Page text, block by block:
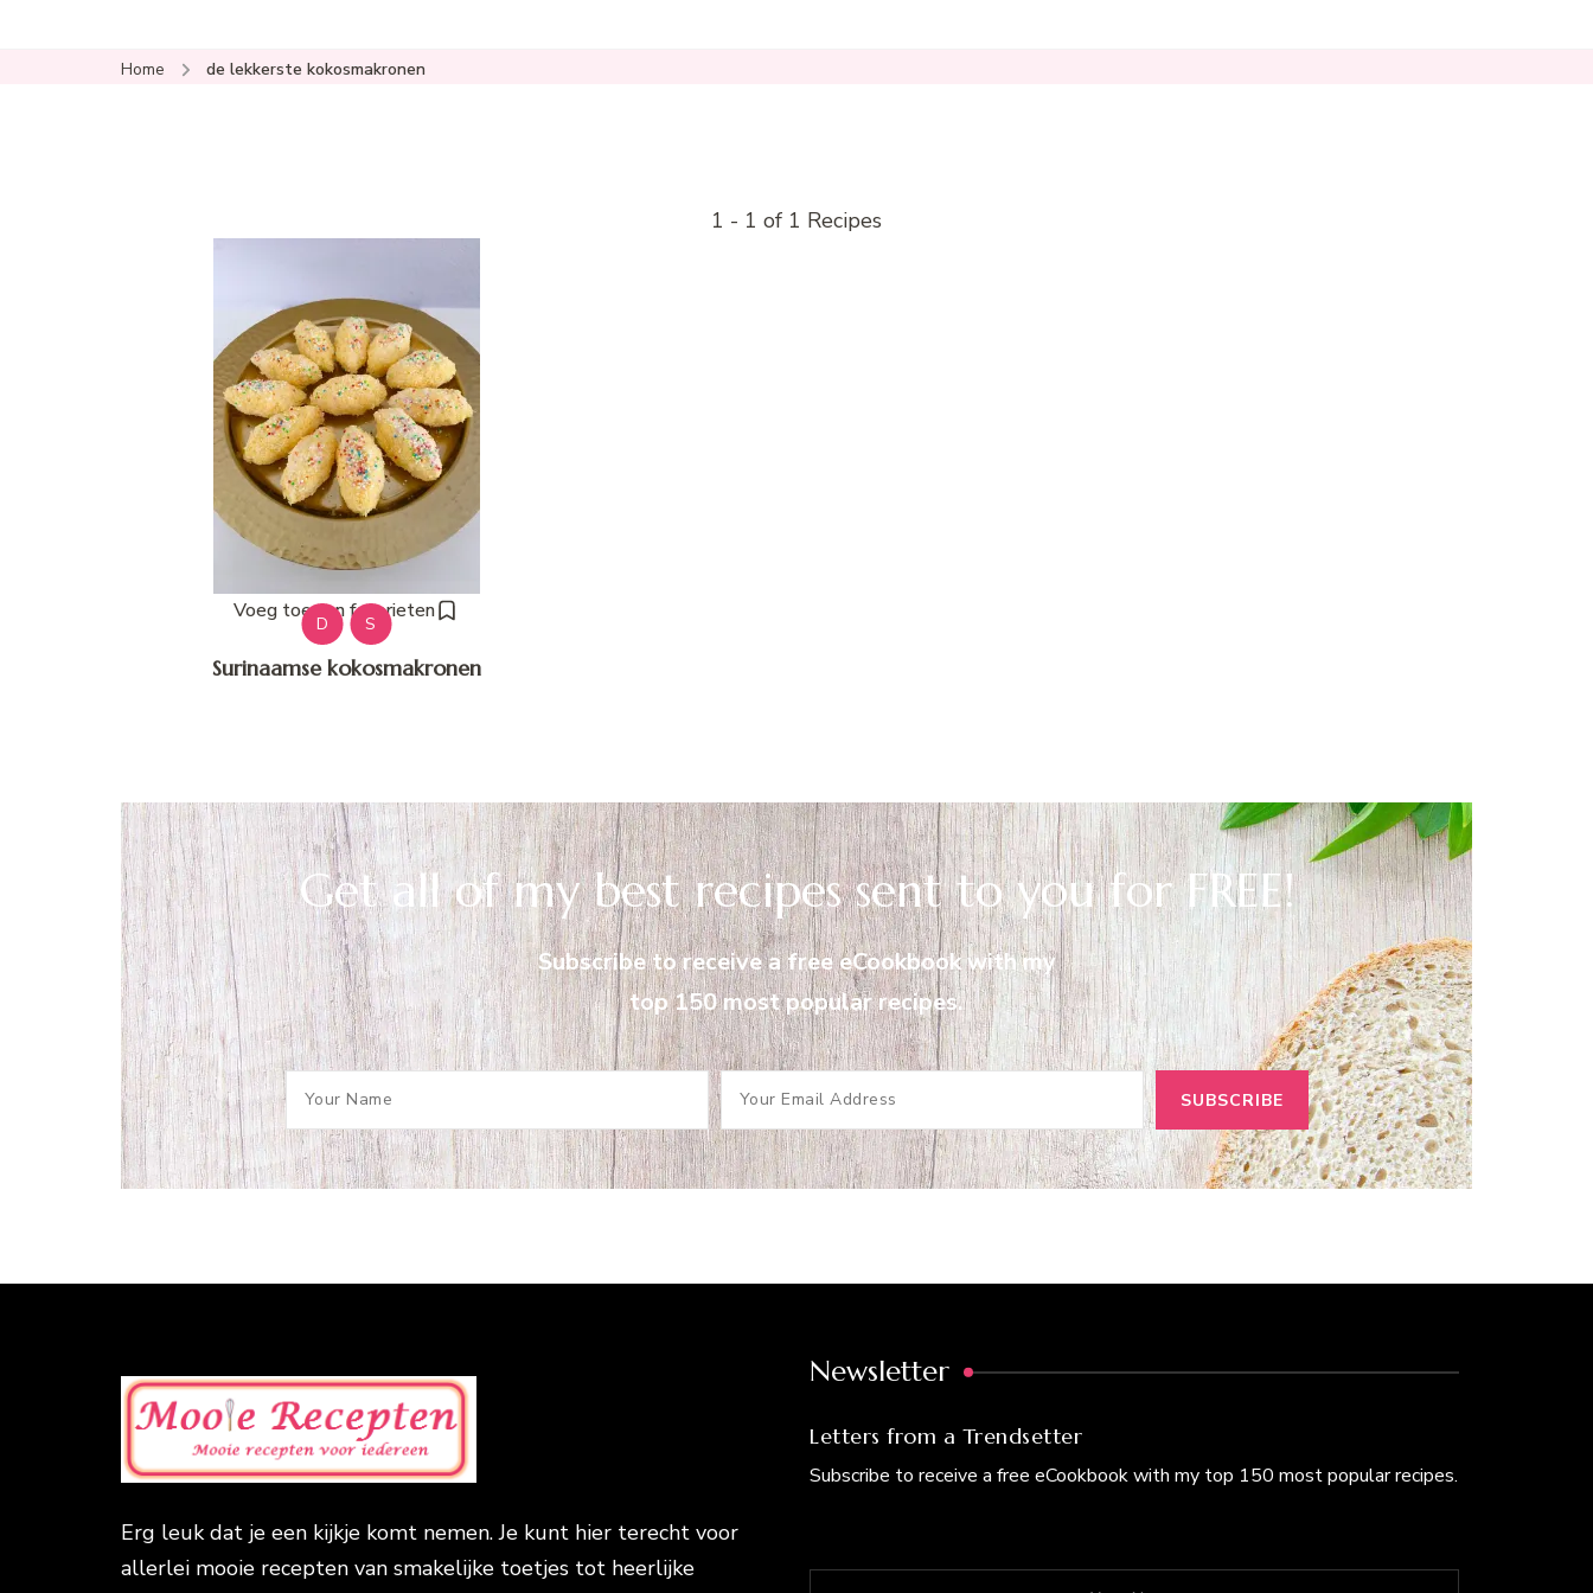
Home de lekkerste kokosmakronen
1 - 1 of 1 Recipes
Voeg toe aan favorieten
D S
Surinaamse kokosmakronen
Get all of my best recipes sent to you for FREE!
Subscribe to receive a free eCookbook with my
top 150 most popular recipes.
Erg leuk dat je een kijkje komt nemen. Je kunt hier terecht voor
allerlei mooie recepten van smakelijke toetjes tot heerlijke
Newsletter
Letters from a Trendsetter
Subscribe to receive a free eCookbook with my top 150 most popular recipes.